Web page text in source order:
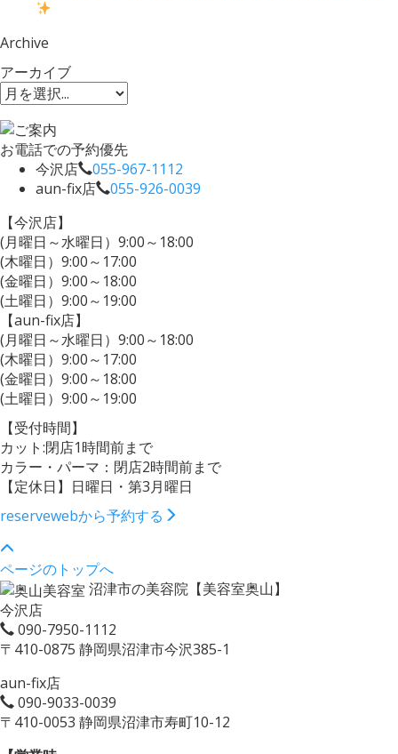
Archive
アーカイブ
お電話での予約優先
今沢店
055-967-1112
aun-fix店
055-926-0039
【今沢店】
(月曜日～水曜日）9:00～18:00
(木曜日）9:00～17:00
(金曜日）9:00～18:00
(土曜日）9:00～19:00
【aun-fix店】
(月曜日～水曜日）9:00～18:00
(木曜日）9:00～17:00
(金曜日）9:00～18:00
(土曜日）9:00～19:00
【受付時間】
カット:閉店1時間前まで
カラー・パーマ：閉店2時間前まで
【定休日】日曜日・第3月曜日
reservewebから予約する
ページのトップへ
沼津市の美容院【美容室奥山】
今沢店
090-7950-1112
〒410-0875 静岡県沼津市今沢385-1
aun-fix店
090-9033-0039
〒410-0053 静岡県沼津市寿町10-12